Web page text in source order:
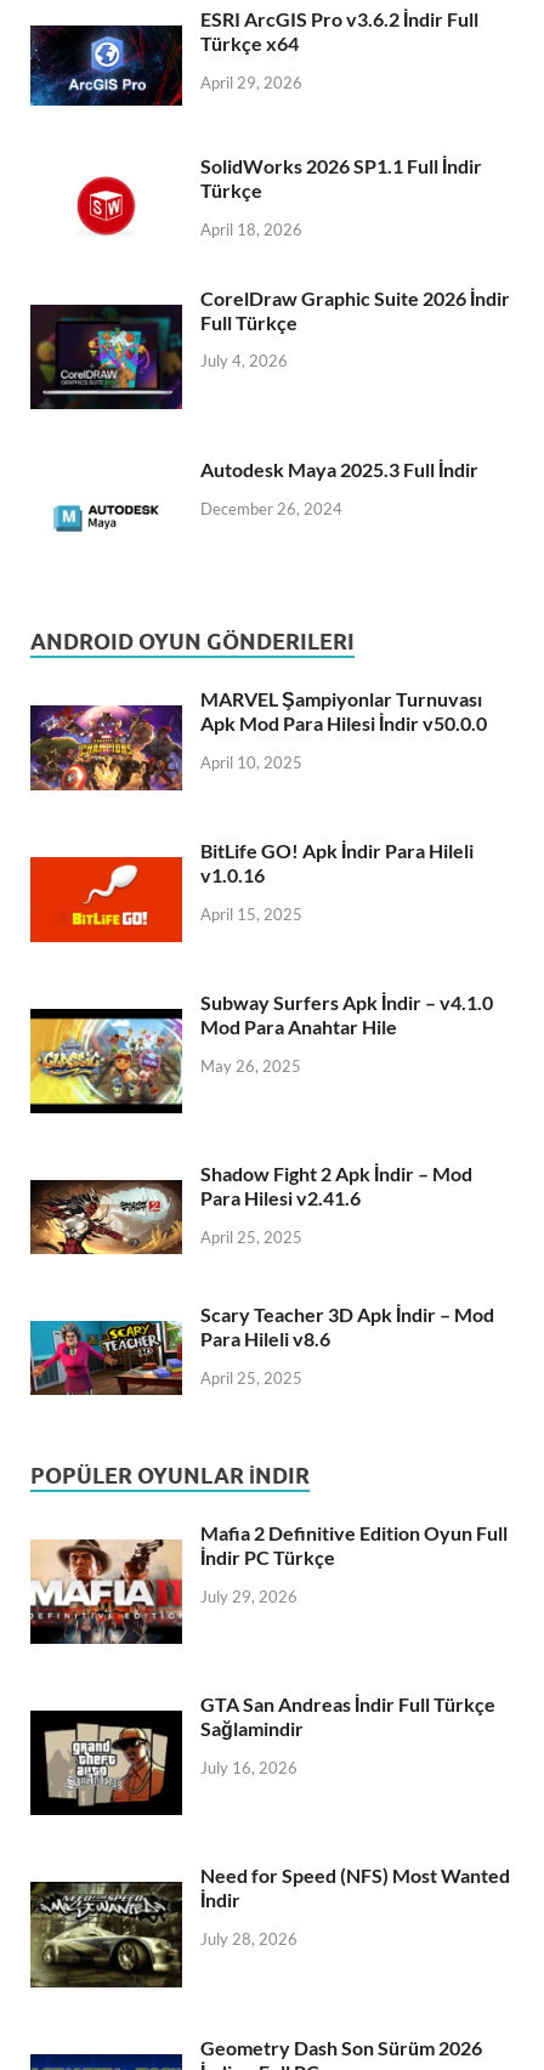
ESRI ArcGIS Pro v3.6.2 İndir Full
Türkçe x64
April 29, 2026
SolidWorks 2026 SP1.1 Full İndir
Türkçe
April 18, 2026
CorelDraw Graphic Suite 2026 İndir
Full Türkçe
July 4, 2026
Autodesk Maya 2025.3 Full İndir
December 26, 2024
ANDROID OYUN GÖNDERILERI
MARVEL Şampiyonlar Turnuvası
Apk Mod Para Hilesi İndir v50.0.0
April 10, 2025
BitLife GO! Apk İndir Para Hileli
v1.0.16
April 15, 2025
Subway Surfers Apk İndir – v4.1.0
Mod Para Anahtar Hile
May 26, 2025
Shadow Fight 2 Apk İndir – Mod
Para Hilesi v2.41.6
April 25, 2025
Scary Teacher 3D Apk İndir – Mod
Para Hileli v8.6
April 25, 2025
POPÜLER OYUNLAR İNDIR
Mafia 2 Definitive Edition Oyun Full
İndir PC Türkçe
July 29, 2026
GTA San Andreas İndir Full Türkçe
Sağlamindir
July 16, 2026
Need for Speed (NFS) Most Wanted
İndir
July 28, 2026
Geometry Dash Son Sürüm 2026